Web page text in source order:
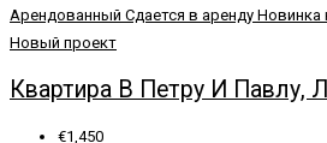
Арендованный Сдается в аренду Новинка
Новый проект
Квартира В Петру И Павлу,
€1,450